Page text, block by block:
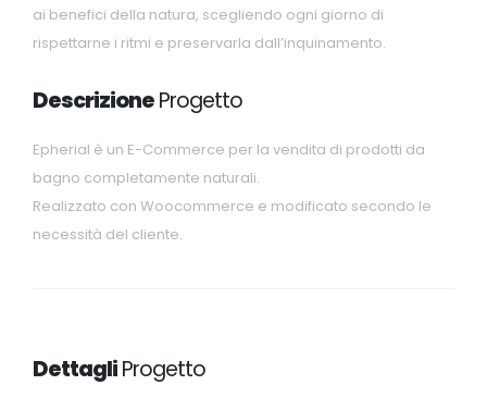
ai benefici della natura, scegliendo ogni giorno di
rispettarne i ritmi e preservarla dall’inquinamento.
DescrizioneProgetto
Epherial è un E-Commerce per la vendita di prodotti da
bagno completamente naturali.
Realizzato con Woocommerce e modificato secondo le
necessità del cliente.
DettagliProgetto